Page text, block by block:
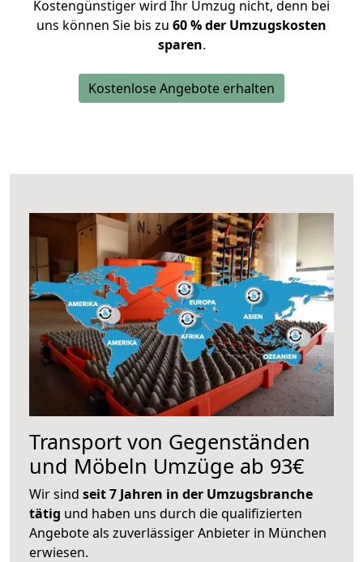
Kostengünstiger wird Ihr Umzug nicht, denn bei
uns können Sie bis zu 60 % der Umzugskosten
sparen.
Kostenlose Angebote erhalten
Transport von Gegenständen
und Möbeln Umzüge ab 93€
Wir sind seit 7 Jahren in der Umzugsbranche
tätig und haben uns durch die qualifizierten
Angebote als zuverlässiger Anbieter in München
erwiesen.